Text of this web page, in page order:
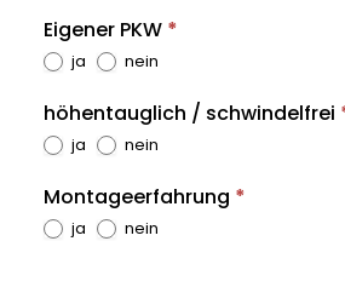
Eigener PKW *
ja nein
höhentauglich / schwindelfrei
ja nein
Montageerfahrung *
ja nein